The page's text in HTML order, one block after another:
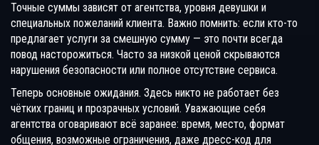
Точные суммы зависят от агентства, уровня девушки и
специальных пожеланий клиента. Важно помнить: если кто-то
предлагает услуги за смешную сумму — это почти всегда
повод насторожиться. Часто за низкой ценой скрываются
нарушения безопасности или полное отсутствие сервиса.
Теперь основные ожидания. Здесь никто не работает без
чётких границ и прозрачных условий. Уважающие себя
агентства оговаривают всё заранее: время, место, формат
общения, возможные ограничения, даже дресс-код для